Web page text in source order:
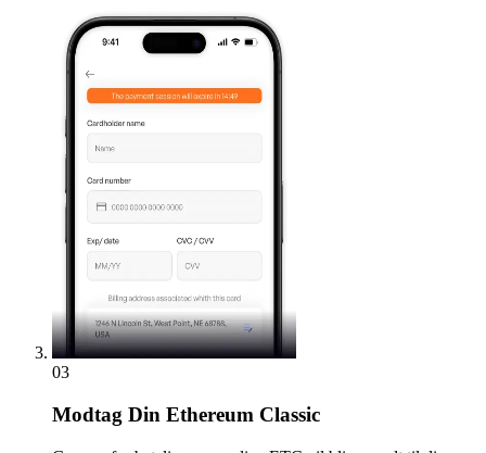
03
Modtag Din Ethereum Classic